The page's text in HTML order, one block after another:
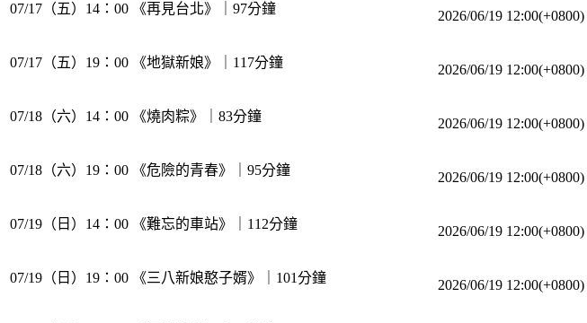
07/17（五）14：00 《再見台北》｜97分鐘 2026/06/19 12:00(+0800)
07/17（五）19：00 《地獄新娘》｜117分鐘 2026/06/19 12:00(+0800)
07/18（六）14：00 《燒肉粽》｜83分鐘 2026/06/19 12:00(+0800)
07/18（六）19：00 《危險的青春》｜95分鐘 2026/06/19 12:00(+0800)
07/19（日）14：00 《難忘的車站》｜112分鐘 2026/06/19 12:00(+0800)
07/19（日）19：00 《三八新娘憨子婿》｜101分鐘 2026/06/19 12:00(+0800)